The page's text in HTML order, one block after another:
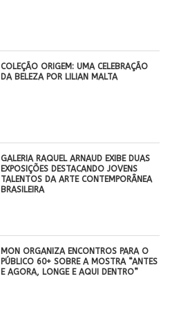
COLEÇÃO ORIGEM: UMA CELEBRAÇÃO
DA BELEZA POR LILIAN MALTA
GALERIA RAQUEL ARNAUD EXIBE DUAS
EXPOSIÇÕES DESTACANDO JOVENS
TALENTOS DA ARTE CONTEMPORÂNEA
BRASILEIRA
MON ORGANIZA ENCONTROS PARA O
PÚBLICO 60+ SOBRE A MOSTRA “ANTES
E AGORA, LONGE E AQUI DENTRO”